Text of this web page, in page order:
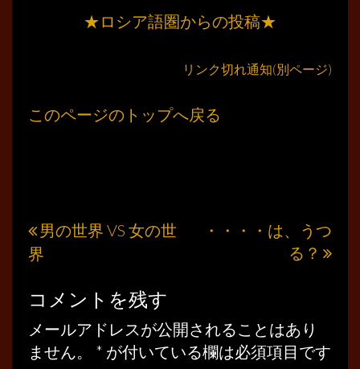
★ロシア語圏からの投稿★
リンク切れ通知(別ページ)
このページのトップへ戻る
投
ナ
ビ
ゲ
男の世界 VS 女の世
界
・・・・は、うつ
る？
コメントを残す
メールアドレスが公開されることはあり
ません。
* が付いている欄は必須項目です